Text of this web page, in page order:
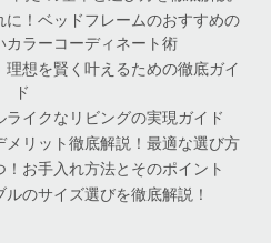
！ベッドフレームのおすすめの
カラーコーディネート術
理想を賢く叶えるための徹底ガイ
ド
イクなリビングの実現ガイド
メリット徹底解説！最適な選び方
お手入れ方法とそのポイント
のサイズ選びを徹底解説！